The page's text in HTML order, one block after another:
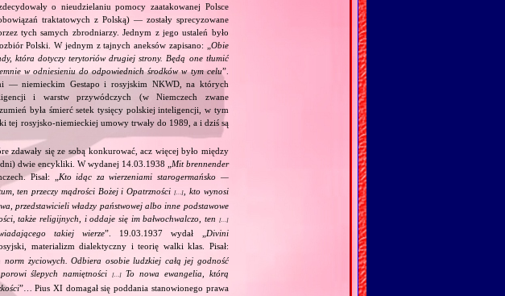
o nieudzielaniu pomocy zaatakowanej Polsce
traktatowych z Polską) — zostały sprecyzowane
tych samych zbrodniarzy. Jednym z jego ustaleń było
Polski. W jednym z tajnych aneksów zapisano: „ Obie
która dotyczy terytoriów drugiej strony. Będą one tłumić
w odniesieniu do odpowiednich środków w tym celu”.
— niemieckim Gestapo i rosyjskim NKWD, na których
i warstw przywódczych (w Niemczech zwane
była śmierć setek tysięcy polskiej inteligencji, w tym
tej rosyjsko‐niemieckiej umowy trwały do 1989, a i dziś są
zdawały się ze sobą konkurować, acz więcej było między
dwie encykliki. W wydanej 14.03.1938 „
Mit brennender
Pisał: „
Kto idąc za wierzeniami starogermańsko —
ten przeczy mądrości Bożej i Opatrzności[…]
, kto wynosi
przedstawicieli władzy państwowej albo inne podstawowe
także religijnych, i oddaje się im bałwochwalczo, ten […]
takiej wierze”. 19.03.1937 wydał „
Divini
materializm dialektyczny i teorię walki klas. Pisał:
norm życiowych. Odbiera osobie ludzkiej całą jej godność
ślepych namiętności
[…]To nowa ewangelia, którą
”… Pius XI domagał się poddania stanowionego prawa